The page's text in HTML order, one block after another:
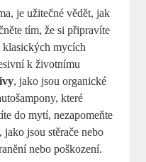
je užitečné vědět, jak
tím, že si připravíte
mycích
k životnímu
, jako jsou organické
které
do mytí, nezapomeňte
jsou stěrače nebo
nebo poškození.